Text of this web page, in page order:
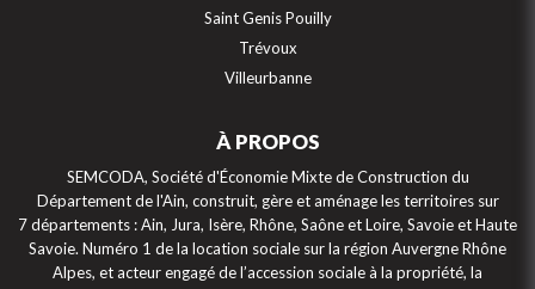
Saint Genis Pouilly
Trévoux
Villeurbanne
À PROPOS
SEMCODA, Société d'Économie Mixte de Construction du
Département de l'Ain, construit, gère et aménage les territoires sur
7 départements : Ain, Jura, Isère, Rhône, Saône et Loire, Savoie et Haute
Savoie. Numéro 1 de la location sociale sur la région Auvergne Rhône
Alpes, et acteur engagé de l’accession sociale à la propriété, la